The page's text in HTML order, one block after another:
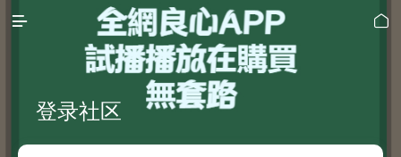
 
登录社区